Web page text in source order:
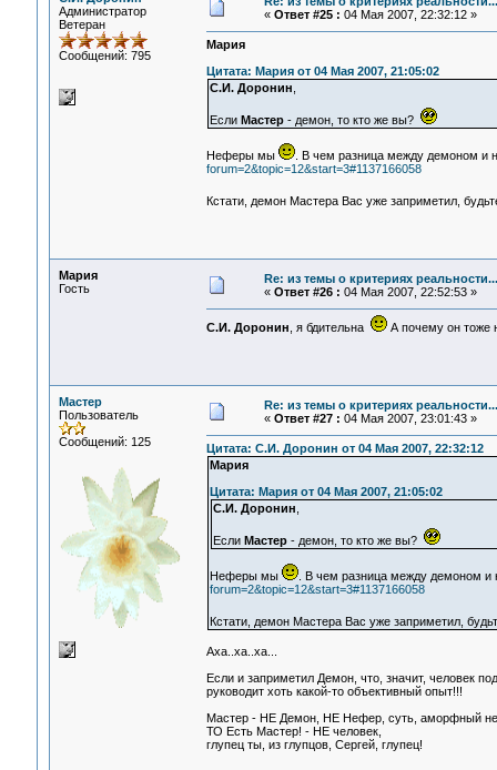
Администратор
Ветеран
Сообщений: 795
« Ответ #25 : 04 Мая 2007, 22:32:12 »
Мария
Цитата: Мария от 04 Мая 2007, 21:05:02
С.И. Доронин
Если Мастер- демон, то кто же вы?
Неферы мы
. В чем разница между демоном и
forum=2&topic=12&start=3#1137166058
Кстати, демон Мастера Вас уже заприметил,
Мария
Гость
Re: из темы о критериях реальности...
« Ответ #26 : 04 Мая 2007, 22:52:53 »
С.И. Доронин , я бдительна А почему он тоже
Мастер
Пользователь
Сообщений: 125
Re: из темы о критериях реальности...
« Ответ #27 : 04 Мая 2007, 23:01:43 »
Цитата: С.И. Доронин от 04 Мая 2007, 22:32:12
Мария
Цитата: Мария от 04 Мая 2007, 21:05:02
С.И. Доронин
Если Мастер- демон, то кто же вы?
Неферы мы
. В чем разница между демоном
forum=2&topic=12&start=3#1137166058
Кстати, демон Мастера Вас уже заприметил,
Аха..ха..ха...
Если и заприметил Демон, что, значит, человек
руководит хоть какой-то объективный опыт!!!
Мастер - НЕ Демон, НЕ Нефер, суть, аморфный не
ТО Есть Мастер! - НЕ человек,
глупец ты, из глупцов, Сергей, глупец!